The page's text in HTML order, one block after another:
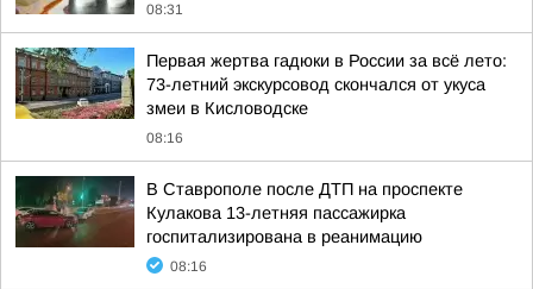
08:31
Первая жертва гадюки в России за всё лето:
73-летний экскурсовод скончался от укуса
змеи в Кисловодске
08:16
В Ставрополе после ДТП на проспекте
Кулакова 13-летняя пассажирка
госпитализирована в реанимацию
08:16